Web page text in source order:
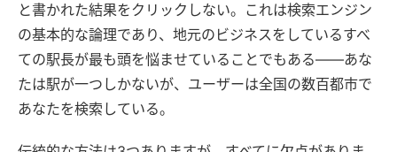
と書かれた結果をクリックしない。これは検索エンジン
の基本的な論理であり、地元のビジネスをしているすべ
ての駅長が最も頭を悩ませていることでもある――あな
たは駅が一つしかないが、ユーザーは全国の数百都市で
あなたを検索している。